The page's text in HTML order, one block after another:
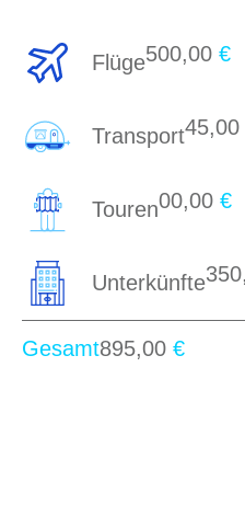
Flüge500,00 €
Transport45,00
Touren00,00 €
Unterkünfte
Gesamt895,00 €